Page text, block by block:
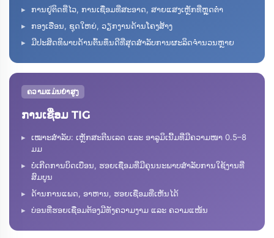
ການຢູ່ຕິດທີ່ໄວ, ການເຊື່ອມທີ່ສະອາດ, ສາຍແສງເຫຼັກທີ່ຫຼຸດຕ່ຳ
ກອງເຮືອນ, ຊຸດໃຫຍ່, ວຽກງານດ້ານໂຄງສ້າງ
ມີປະສິດທິພາບດ້ານຕົ້ນທຶນດີທີ່ສຸດສຳລັບການຜະລິດຈຳນວນຫຼາຍ
ຄວາມແມ່ນຍໍາສູງ
ການເຊື່ອມ TIG
ເໝາະສຳລັບ: ເຫຼັກສະຕີນເລດ ແລະ ອາລູມິເນີ້ມທີ່ມີຄວາມໜາ 0.5–8
ມມ
ບໍ່ເກີດການບິດເບືອນ, ຮອຍເຊື່ອມທີ່ມີຄຸນນະພາບສຳລັບການໃຊ້ງານທີ່
ສົມບູນ
ດ້ານການແພດ, ອາຫານ, ຮອຍເຊື່ອມທີ່ເຫັນໄດ້
ບ່ອນທີ່ຮອຍເຊື່ອມຕ້ອງມີທັງຄວາມງາມ ແລະ ຄວາມແໜ້ນ